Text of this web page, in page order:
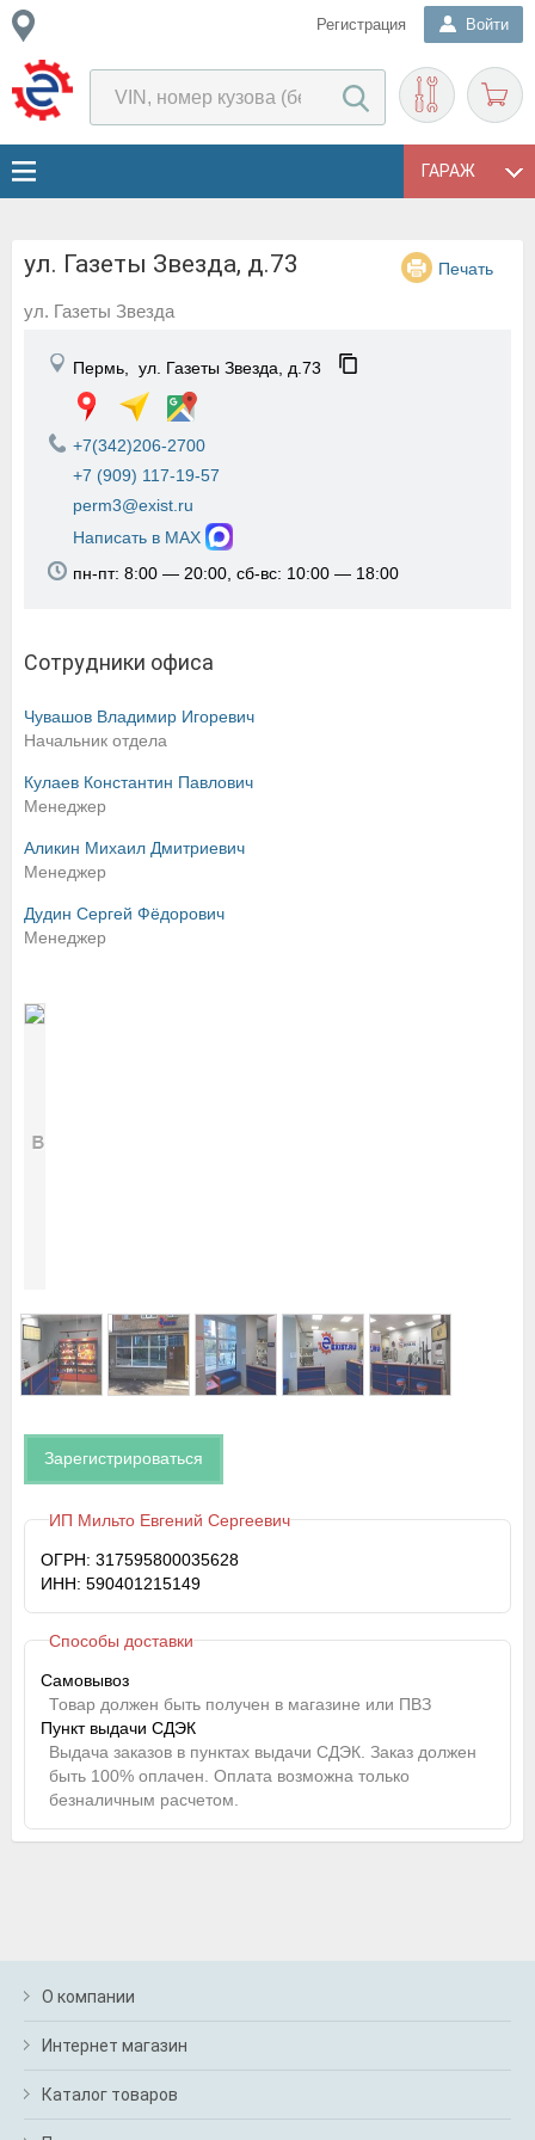
Регистрация Войти
ГАРАЖ
ул. Газеты Звезда, д.73 Печать
ул. Газеты Звезда
Пермь, ул. Газеты Звезда, д.73
+7(342)206-2700
+7 (909) 117-19-57
perm3@exist.ru
Написать в MAX
пн-пт: 8:00 — 20:00, сб-вс: 10:00 — 18:00
Сотрудники офиса
Чувашов Владимир Игоревич
Начальник отдела
Кулаев Константин Павлович
Менеджер
Аликин Михаил Дмитриевич
Менеджер
Дудин Сергей Фёдорович
Менеджер
Зарегистрироваться
ИП Мильто Евгений Сергеевич
ОГРН: 317595800035628
ИНН: 590401215149
Способы доставки
Самовывоз
Товар должен быть получен в магазине или ПВЗ
Пункт выдачи СДЭК
Выдача заказов в пунктах выдачи СДЭК. Заказ должен
быть 100% оплачен. Оплата возможна только
безналичным расчетом.
О компании
Интернет магазин
Каталог товаров